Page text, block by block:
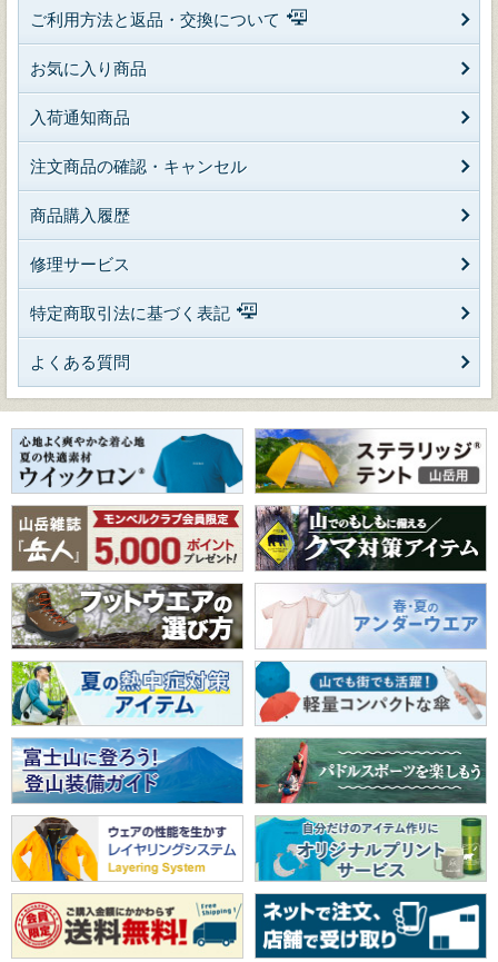
ご利用方法と返品・交換について
お気に入り商品
入荷通知商品
注文商品の確認・キャンセル
商品購入履歴
修理サービス
特定商取引法に基づく表記
よくある質問